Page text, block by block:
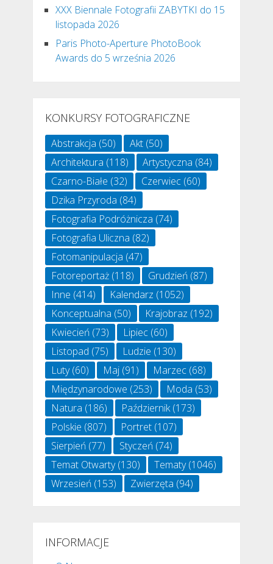
XXX Biennale Fotografii ZABYTKI do 15
listopada 2026
Paris Photo-Aperture PhotoBook
Awards do 5 września 2026
KONKURSY FOTOGRAFICZNE
Abstrakcja (50) Akt(50)
Architektura (118) Artystyczna (84)
Czarno-Białe (32) Czerwiec(60)
Dzika Przyroda (84)
Fotografia Podróżnicza (74)
Fotografia Uliczna (82)
Fotomanipulacja (47)
Fotoreportaż(118) Grudzień(87)
Inne (414) Kalendarz (1052)
Konceptualna (50) Krajobraz (192)
Kwiecień(73) Lipiec(60)
Listopad (75) Ludzie (130)
Luty(60) Maj(91) Marzec(68)
Międzynarodowe (253) Moda (53)
Natura (186) Październik(173)
Polskie (807) Portret(107)
Sierpień(77) Styczeń(74)
Temat Otwarty(130) Tematy(1046)
Wrzesień(153) Zwierzęta (94)
INFORMACJE